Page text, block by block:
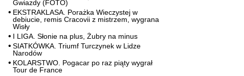
Gwiazdy (FOTO)
EKSTRAKLASA. Porażka Wieczystej w
debiucie, remis Cracovii z mistrzem, wygrana
Wisły
I LIGA. Słonie na plus, Żubry na minus
SIATKÓWKA. Triumf Turczynek w Lidze
Narodów
KOLARSTWO. Pogacar po raz piąty wygrał
Tour de France